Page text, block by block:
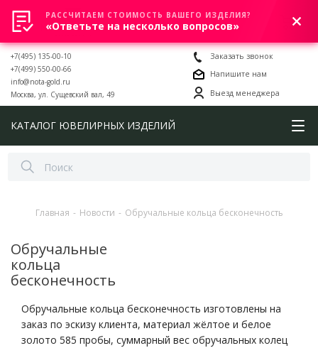
0
+7(495) 135-00-10
+7(499) 550-00-66
info@nota-gold.ru
Москва, ул. Сущевский вал, 49
Заказать звонок
Напишите нам
Выезд менеджера
КАТАЛОГ ЮВЕЛИРНЫХ ИЗДЕЛИЙ
Главная - Новости - Обручальные кольца бесконечность
Обручальные
кольца
бесконечность
Обручальные кольца бесконечность изготовлены на
заказ по эскизу клиента, материал жёлтое и белое
золото 585 пробы, суммарный вес обручальных колец
РАССЧИТАЕМ СТОИМОСТЬ ВАШЕГО ИЗДЕЛИЯ?
«Ответьте на несколько вопросов»